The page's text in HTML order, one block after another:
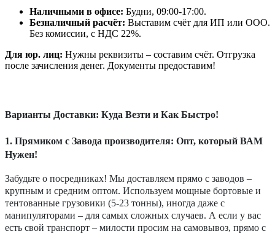
Наличными в офисе: Будни, 09:00-17:00.
Безналичный расчёт: Выставим счёт для ИП или ООО.
Без комиссии, с НДС 22%.
Для юр. лиц: Нужны реквизиты – составим счёт. Отгрузка
после зачисления денег. Документы предоставим!
Варианты Доставки: Куда Везти и Как Быстро!
1. Прямиком с Завода производителя: Опт, который ВАМ
Нужен!
Забудьте о посредниках! Мы доставляем прямо с заводов –
крупным и средним оптом. Используем мощные бортовые и
тентованные грузовики (5-23 тонны), иногда даже с
манипуляторами – для самых сложных случаев. А если у вас
есть свой транспорт – милости просим на самовывоз, прямо с